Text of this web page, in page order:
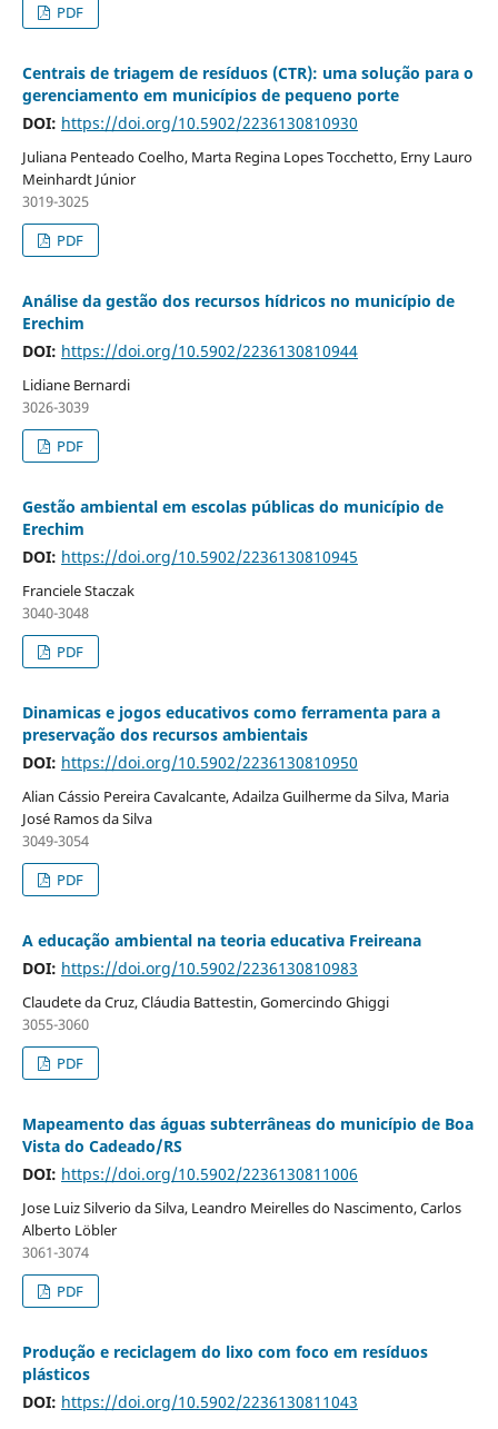
PDF
Centrais de triagem de resíduos (CTR): uma solução para o
gerenciamento em municípios de pequeno porte
DOI: https://doi.org/10.5902/2236130810930
Juliana Penteado Coelho, Marta Regina Lopes Tocchetto, Erny Lauro
Meinhardt Júnior
3019-3025
PDF
Análise da gestão dos recursos hídricos no município de
Erechim
DOI: https://doi.org/10.5902/2236130810944
Lidiane Bernardi
3026-3039
PDF
Gestão ambiental em escolas públicas do município de
Erechim
DOI: https://doi.org/10.5902/2236130810945
Franciele Staczak
3040-3048
PDF
Dinamicas e jogos educativos como ferramenta para a
preservação dos recursos ambientais
DOI: https://doi.org/10.5902/2236130810950
Alian Cássio Pereira Cavalcante, Adailza Guilherme da Silva, Maria
José Ramos da Silva
3049-3054
PDF
A educação ambiental na teoria educativa Freireana
DOI: https://doi.org/10.5902/2236130810983
Claudete da Cruz, Cláudia Battestin, Gomercindo Ghiggi
3055-3060
PDF
Mapeamento das águas subterrâneas do município de Boa
Vista do Cadeado/RS
DOI: https://doi.org/10.5902/2236130811006
Jose Luiz Silverio da Silva, Leandro Meirelles do Nascimento, Carlos
Alberto Löbler
3061-3074
PDF
Produção e reciclagem do lixo com foco em resíduos
plásticos
DOI: https://doi.org/10.5902/2236130811043